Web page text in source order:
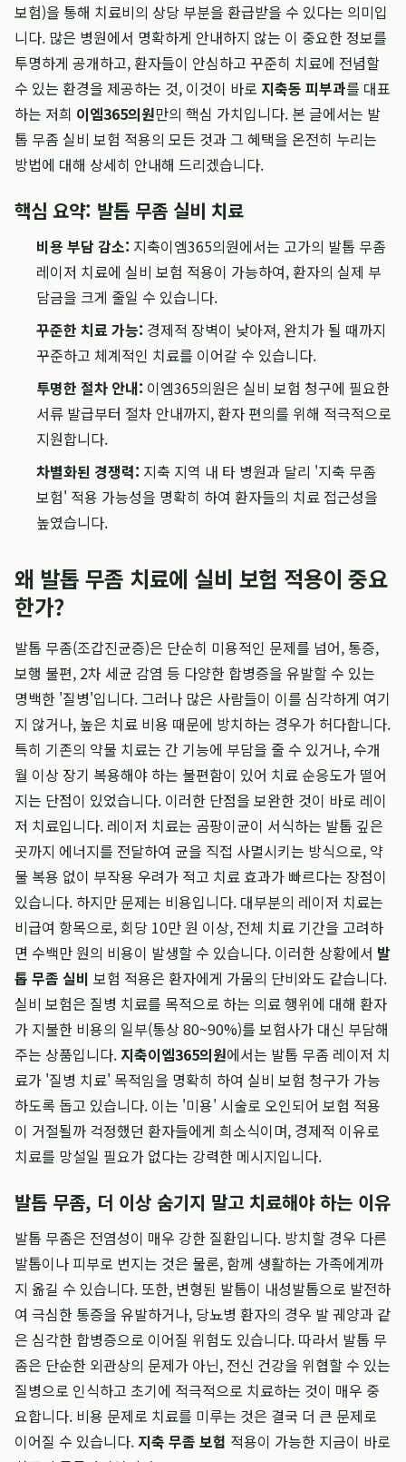
보험)을 통해 치료비의 상당 부분을 환급받을 수 있다는 의미입
니다. 많은 병원에서 명확하게 안내하지 않는 이 중요한 정보를
투명하게 공개하고, 환자들이 안심하고 꾸준히 치료에 전념할
수 있는 환경을 제공하는 것, 이것이 바로 지축동 피부과를 대표
하는 저희 이엠365의원만의 핵심 가치입니다. 본 글에서는 발
톱 무좀 실비 보험 적용의 모든 것과 그 혜택을 온전히 누리는
방법에 대해 상세히 안내해 드리겠습니다.
핵심 요약: 발톱 무좀 실비 치료
비용 부담 감소: 지축이엠365의원에서는 고가의 발톱 무좀
레이저 치료에 실비 보험 적용이 가능하여, 환자의 실제 부
담금을 크게 줄일 수 있습니다.
꾸준한 치료 가능: 경제적 장벽이 낮아져, 완치가 될 때까지
꾸준하고 체계적인 치료를 이어갈 수 있습니다.
투명한 절차 안내: 이엠365의원은 실비 보험 청구에 필요한
서류 발급부터 절차 안내까지, 환자 편의를 위해 적극적으로
지원합니다.
차별화된 경쟁력: 지축 지역 내 타 병원과 달리 '지축 무좀
보험' 적용 가능성을 명확히 하여 환자들의 치료 접근성을
높였습니다.
왜 발톱 무좀 치료에 실비 보험 적용이 중요
한가?
발톱 무좀(조갑진균증)은 단순히 미용적인 문제를 넘어, 통증,
보행 불편, 2차 세균 감염 등 다양한 합병증을 유발할 수 있는
명백한 '질병'입니다. 그러나 많은 사람들이 이를 심각하게 여기
지 않거나, 높은 치료 비용 때문에 방치하는 경우가 허다합니다.
특히 기존의 약물 치료는 간 기능에 부담을 줄 수 있거나, 수개
월 이상 장기 복용해야 하는 불편함이 있어 치료 순응도가 떨어
지는 단점이 있었습니다. 이러한 단점을 보완한 것이 바로 레이
저 치료입니다. 레이저 치료는 곰팡이균이 서식하는 발톱 깊은
곳까지 에너지를 전달하여 균을 직접 사멸시키는 방식으로, 약
물 복용 없이 부작용 우려가 적고 치료 효과가 빠르다는 장점이
있습니다. 하지만 문제는 비용입니다. 대부분의 레이저 치료는
비급여 항목으로, 회당 10만 원 이상, 전체 치료 기간을 고려하
면 수백만 원의 비용이 발생할 수 있습니다. 이러한 상황에서 발
톱 무좀 실비 보험 적용은 환자에게 가뭄의 단비와도 같습니다.
실비 보험은 질병 치료를 목적으로 하는 의료 행위에 대해 환자
가 지불한 비용의 일부(통상 80~90%)를 보험사가 대신 부담해
주는 상품입니다. 지축이엠365의원에서는 발톱 무좀 레이저 치
료가 '질병 치료' 목적임을 명확히 하여 실비 보험 청구가 가능
하도록 돕고 있습니다. 이는 '미용' 시술로 오인되어 보험 적용
이 거절될까 걱정했던 환자들에게 희소식이며, 경제적 이유로
치료를 망설일 필요가 없다는 강력한 메시지입니다.
발톱 무좀, 더 이상 숨기지 말고 치료해야 하는 이유
발톱 무좀은 전염성이 매우 강한 질환입니다. 방치할 경우 다른
발톱이나 피부로 번지는 것은 물론, 함께 생활하는 가족에게까
지 옮길 수 있습니다. 또한, 변형된 발톱이 내성발톱으로 발전하
여 극심한 통증을 유발하거나, 당뇨병 환자의 경우 발 궤양과 같
은 심각한 합병증으로 이어질 위험도 있습니다. 따라서 발톱 무
좀은 단순한 외관상의 문제가 아닌, 전신 건강을 위협할 수 있는
질병으로 인식하고 초기에 적극적으로 치료하는 것이 매우 중
요합니다. 비용 문제로 치료를 미루는 것은 결국 더 큰 문제로
이어질 수 있습니다. 지축 무좀 보험 적용이 가능한 지금이 바로